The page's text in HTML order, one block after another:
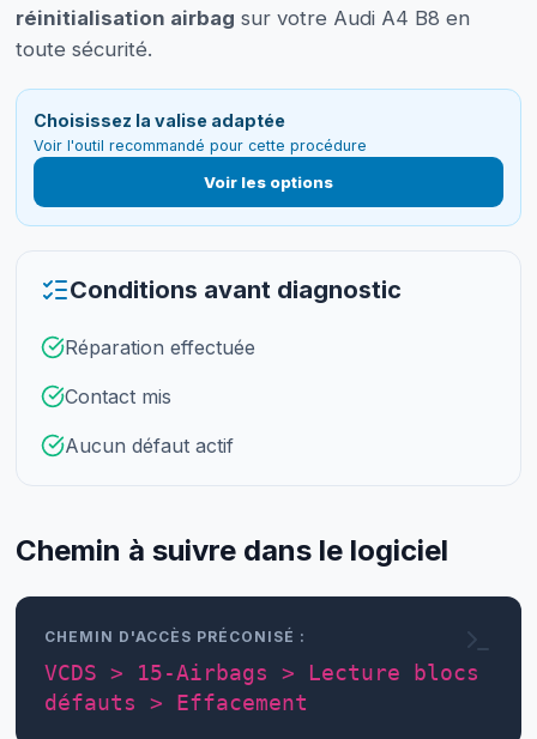
réinitialisation airbag sur votre Audi A4 B8 en
toute sécurité.
Choisissez la valise adaptée
Voir l'outil recommandé pour cette procédure
Voir les options
Conditions avant diagnostic
Réparation effectuée
Contact mis
Aucun défaut actif
Chemin à suivre dans le logiciel
CHEMIN D'ACCÈS PRÉCONISÉ :
VCDS > 15-Airbags > Lecture blocs
défauts > Effacement